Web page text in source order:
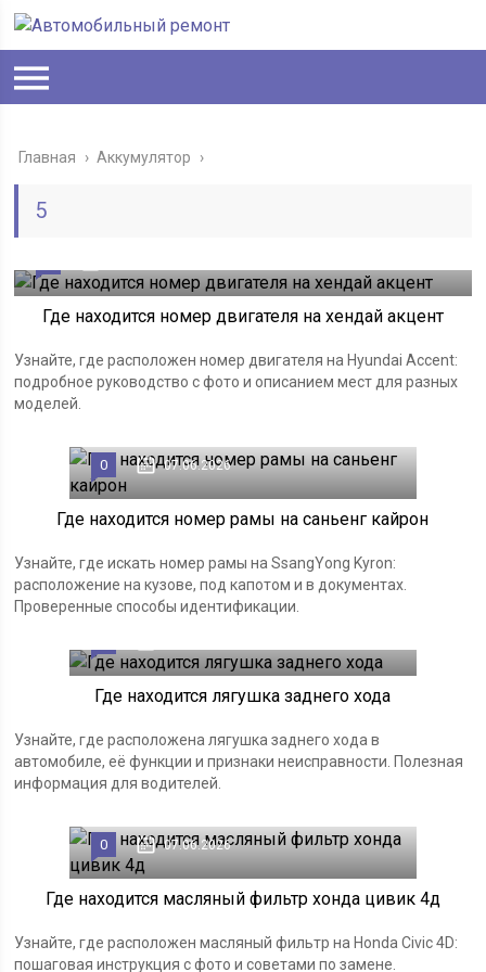
Главная › Аккумулятор ›
5
Где находится номер двигателя на хендай акцент
Узнайте, где расположен номер двигателя на Hyundai Accent:
подробное руководство с фото и описанием мест для разных
моделей.
0 07.06.2026
Где находится номер рамы на саньенг кайрон
Узнайте, где искать номер рамы на SsangYong Kyron:
расположение на кузове, под капотом и в документах.
Проверенные способы идентификации.
Где находится лягушка заднего хода
Узнайте, где расположена лягушка заднего хода в
автомобиле, её функции и признаки неисправности. Полезная
информация для водителей.
0 07.06.2026
Где находится масляный фильтр хонда цивик 4д
Узнайте, где расположен масляный фильтр на Honda Civic 4D:
пошаговая инструкция с фото и советами по замене.